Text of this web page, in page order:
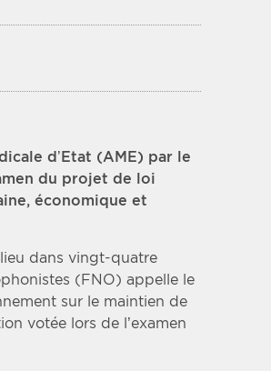
Période
Choisir une date de débutChoisir une date de fin
d’Etat (AME) par le
du projet de loi
économique et
dans vingt-quatre
(FNO) appelle le
sur le maintien de
votée lors de l’examen